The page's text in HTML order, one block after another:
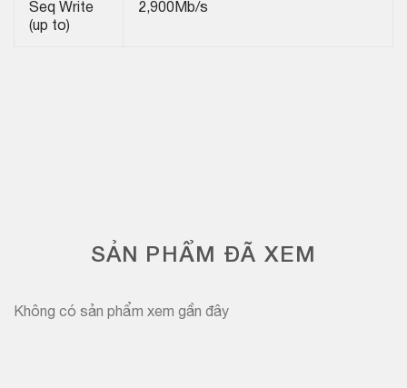
Seq Write
(up to)
2,900Mb/s
SẢN PHẨM ĐÃ XEM
Không có sản phẩm xem gần đây